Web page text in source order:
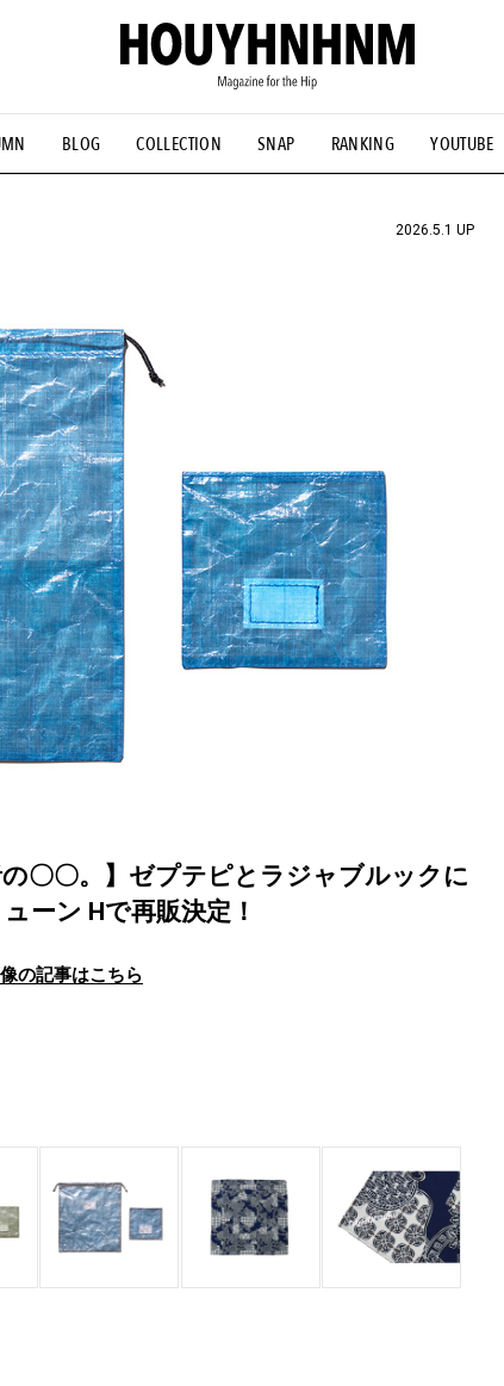
BLOG COLLECTION SNAP RANKING YOUTUBE
#古着サミット #NEW VINTAGE #マイナーグッド図鑑
#FOCUS IT #AH.H #ととけん #FASHION #MUSIC
2026.5.1 UP
〇〇。】ゼプテピとラジャブルックに
ーン Hで再販決定！
の記事はこちら